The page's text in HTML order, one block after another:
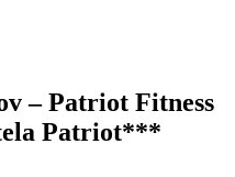
– Patriot Fitness
Patriot***